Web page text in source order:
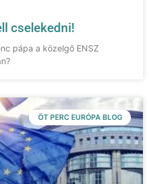
cselekedni!
pápa a közelgő ENSZ
ÖT PERC EURÓPA BLOG